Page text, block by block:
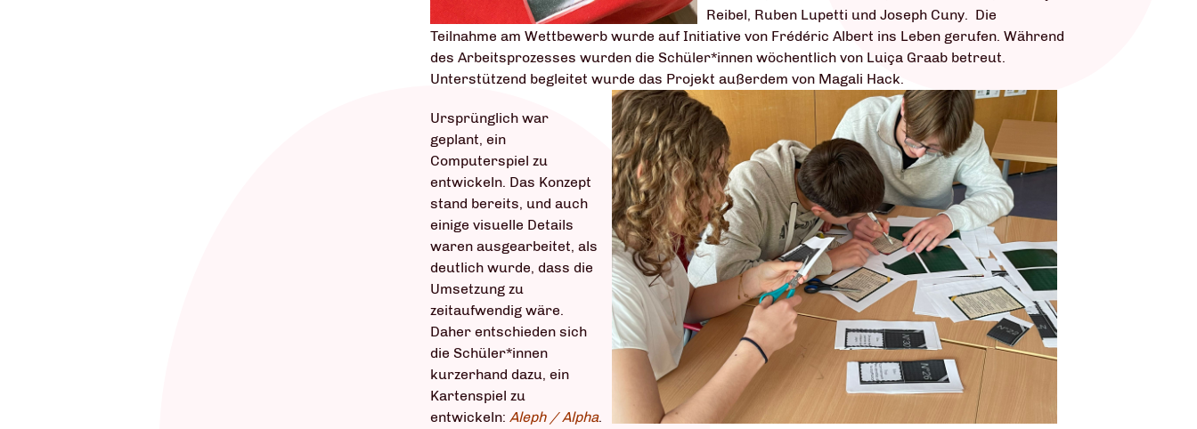
Reibel, Ruben Lupetti und Joseph Cuny. Die
Teilnahme am Wettbewerb wurde auf Initiative von Frédéric Albert ins Leben gerufen. Während
des Arbeitsprozesses wurden die Schüler*innen wöchentlich von Luiça Graab betreut.
Unterstützend begleitet wurde das Projekt außerdem von Magali Hack.
Ursprünglich war
geplant, ein
Computerspiel zu
entwickeln. Das Konzept
stand bereits, und auch
einige visuelle Details
waren ausgearbeitet, als
deutlich wurde, dass die
Umsetzung zu
zeitaufwendig wäre.
Daher entschieden sich
die Schüler*innen
kurzerhand dazu, ein
Kartenspiel zu
entwickeln: Aleph / Alpha.